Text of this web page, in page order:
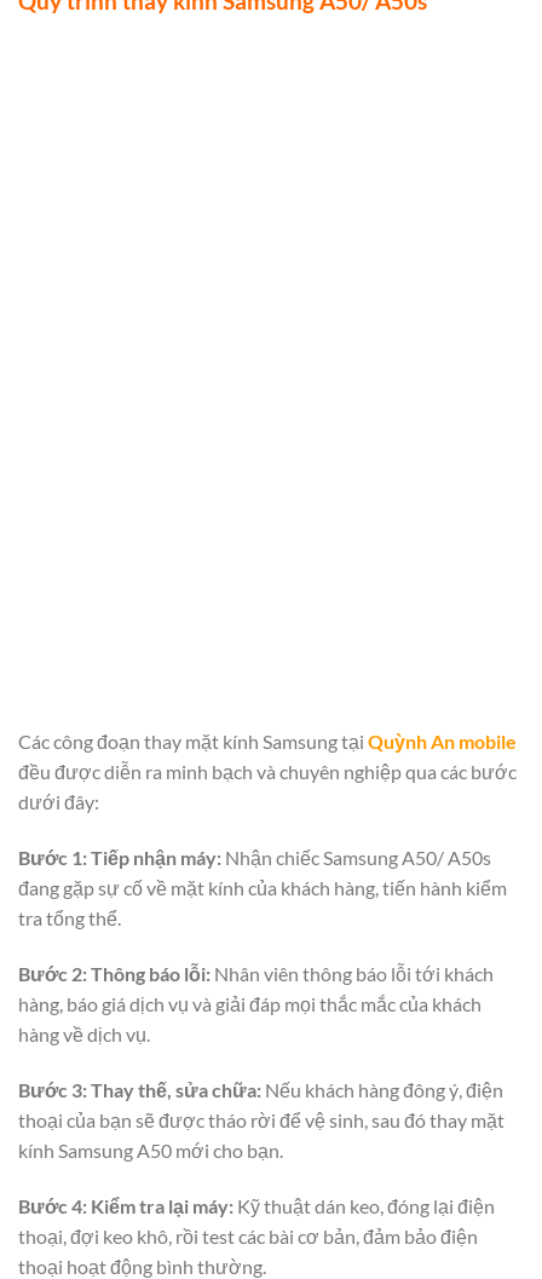
Các công đoạn thay mặt kính Samsungtại Quỳnh An mobile
đều được diễn ra minh bạch và chuyên nghiệp qua các bước
dưới đây:
Bước 1: Tiếp nhận máy: Nhận chiếc Samsung A50/ A50s
đang gặp sự cố về mặt kính của khách hàng, tiến hành kiểm
tra tổng thể.
Bước 2:Thông báo lỗi: Nhân viên thông báo lỗi tới khách
hàng, báo giá dịch vụ và giải đáp mọi thắc mắc của khách
hàng về dịch vụ.
Bước 3:Thay thế, sửa chữa: Nếu khách hàng đông ý, điện
thoại của bạn sẽ được tháo rời để vệ sinh, sau đó thay mặt
kính Samsung A50 mới cho bạn.
Bước 4: Kiểm tra lại máy: Kỹ thuật dán keo, đóng lại điện
thoại, đợi keo khô, rồi test các bài cơ bản, đảm bảo điện
thoại hoạt động bình thường.